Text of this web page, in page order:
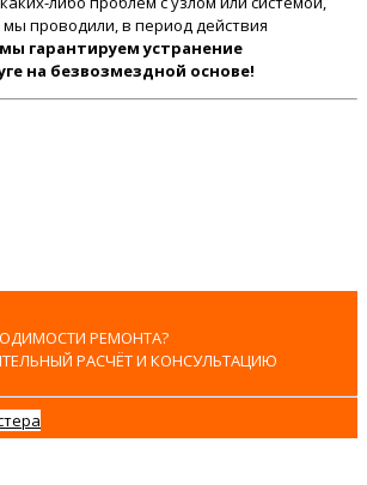
проводили, в период действия
мы гарантируем устранение
на безвозмездной основе!
РЕМОНТА?
РАСЧЁТ И КОНСУЛЬТАЦИЮ